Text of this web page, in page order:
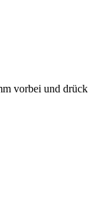
vorbei und drück